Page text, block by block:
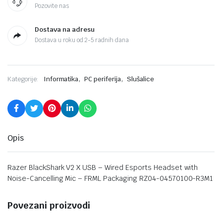
Pozovite nas
Dostava na adresu
Dostava u roku od 2-5 radnih dana
Kategorije: Informatika, PC periferija, Slušalice
Opis
Razer BlackShark V2 X USB – Wired Esports Headset with
Noise-Cancelling Mic – FRML Packaging RZ04-04570100-R3M1
Povezani proizvodi